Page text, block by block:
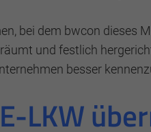
bei dem bwcon dieses
und festlich
besser
LKW